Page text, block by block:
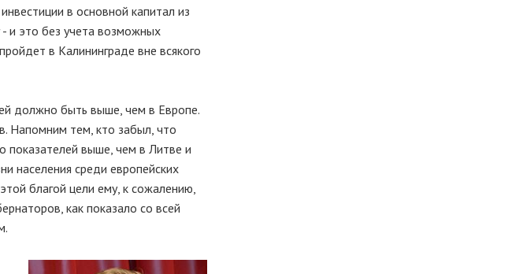
в основной капитал из
и это без учета возможных
в Калининграде вне всякого
должно быть выше, чем в Европе.
Напомним тем, кто забыл, что
показателей выше, чем в Литве и
населения среди европейских
благой цели ему, к сожалению,
как показало со всей